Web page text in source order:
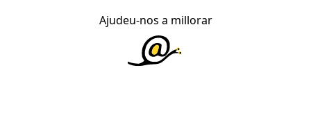
Ajudeu-nos a millorar